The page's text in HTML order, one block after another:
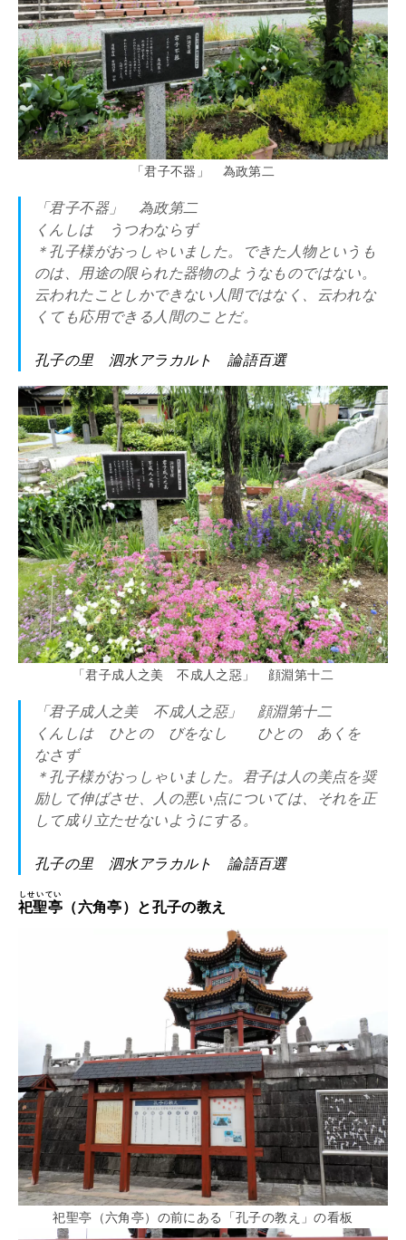
「君子不器」 為政第二
「君子不器」 為政第二
くんしは うつわならず
＊孔子様がおっしゃいました。できた人物というも
のは、用途の限られた器物のようなものではない。
云われたことしかできない人間ではなく、云われな
くても応用できる人間のことだ。
孔子の里 泗水アラカルト 論語百選
「君子成人之美 不成人之惡」 顔淵第十二
「君子成人之美 不成人之惡」 顔淵第十二
くんしは ひとの びをなし ひとの あくを
なさず
＊孔子様がおっしゃいました。君子は人の美点を奨
励して伸ばさせ、人の悪い点については、それを正
して成り立たせないようにする。
孔子の里 泗水アラカルト 論語百選
祀聖亭
しせいてい
（六角亭）と孔子の教え
祀聖亭（六角亭）の前にある「孔子の教え」の看板